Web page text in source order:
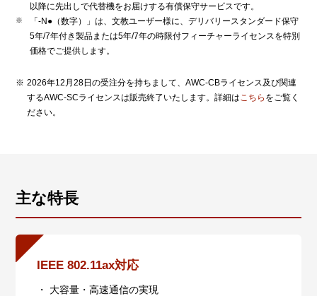
以降に先出しで代替機をお届けする有償保守サービスです。
「-N●（数字）」は、文教ユーザー様に、デリバリースタンダード保守
5年/7年付き製品または5年/7年の時限付フィーチャーライセンスを特別
価格でご提供します。
2026年12月28日の受注分を持ちまして、AWC-CBライセンス及び関連
するAWC-SCライセンスは販売終了いたします。詳細はこちら をご覧く
ださい。
主な特長
IEEE 802.11ax対応
・ 大容量・高速通信の実現